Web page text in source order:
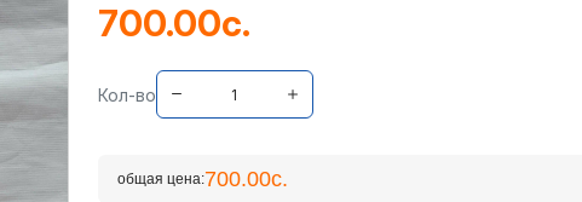
700.00с.
Кол-во
общая цена:700.00с.